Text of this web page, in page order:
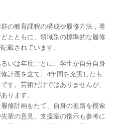
の教育課程の構成や履修方法，専
とともに、領域別の標準的な履修
載されています。
いは年度ごとに、学生が自分自身
計画を立て、4年間を充実したも
す。芸術だけではありませんが、
ります。
修計画をたて、自身の進路を模索
輩の意見、支援室の指示も参考に